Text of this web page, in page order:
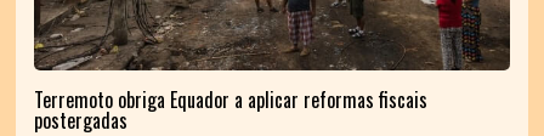
Terremoto obriga Equador a aplicar reformas fiscais
postergadas